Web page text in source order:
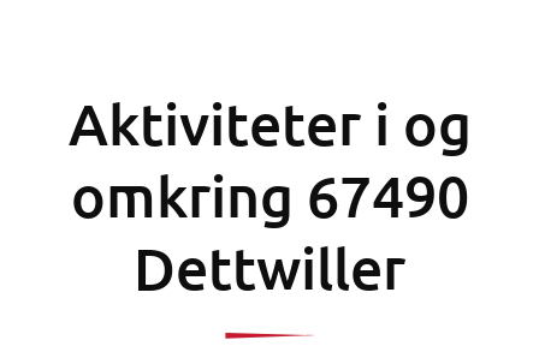
Aktiviteter i og
omkring 67490
Dettwiller